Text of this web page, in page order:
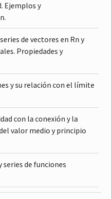
Ejemplos y
de vectores en Rn y
Propiedades y
y su relación con el límite
con la conexión y la
valor medio y principio
series de funciones